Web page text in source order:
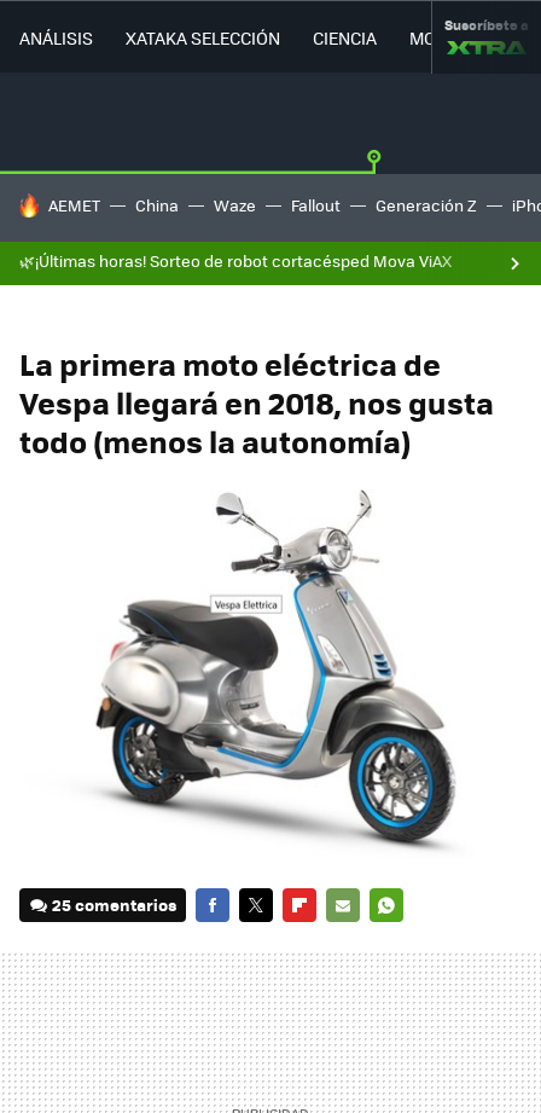
ANÁLISIS XATAKA SELECCIÓN CIENCIA MOVILIDAD
Suscríbete a
HOY SE HABLA DE
AEMET China Waze Fallout Generación Z
🌿¡Últimas horas! Sorteo de robot cortacésped Mova ViAX
La primera moto eléctrica de
Vespa llegará en 2018, nos gusta
todo (menos la autonomía)
25 comentarios
MAIL